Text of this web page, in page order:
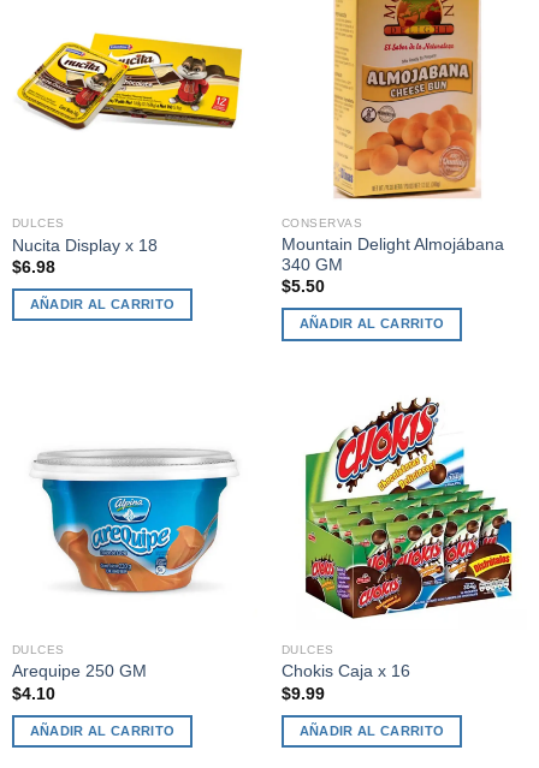
DULCES
Nucita Display x 18
$6.98
AÑADIR AL CARRITO
CONSERVAS
Mountain Delight Almojábana
340 GM
$5.50
AÑADIR AL CARRITO
DULCES
Arequipe 250 GM
$4.10
AÑADIR AL CARRITO
DULCES
Chokis Caja x 16
$9.99
AÑADIR AL CARRITO